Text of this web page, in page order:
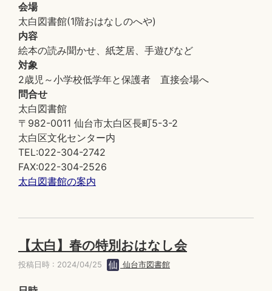
会場
太白図書館(1階おはなしのへや)
内容
絵本の読み聞かせ、紙芝居、手遊びなど
対象
2歳児～小学校低学年と保護者 直接会場へ
問合せ
太白図書館
〒982-0011 仙台市太白区長町5-3-2
太白区文化センター内
TEL:022-304-2742
FAX:022-304-2526
太白図書館の案内
【太白】春の特別おはなし会
投稿日時 : 2024/04/25 仙台市図書館